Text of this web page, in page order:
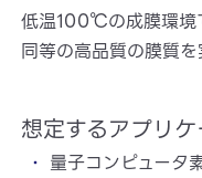
低温100℃の成膜環
同等の高品質の膜質を
想定するアプリ
量子コンピュータ